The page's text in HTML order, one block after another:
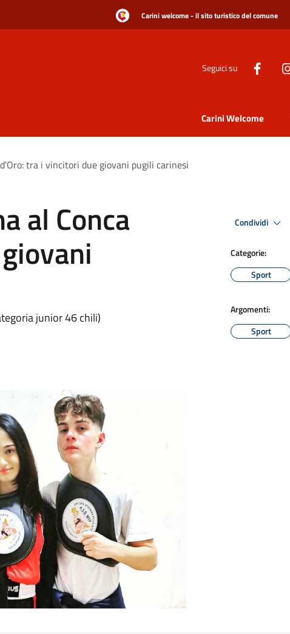
Carini welcome - il sito turistico del comune
Seguici su
Carini Welcome
tra i vincitori due giovani pugili carinesi
al Conca
junior 46 chili)
Condividi
Categorie:
Sport
Argomenti:
Sport